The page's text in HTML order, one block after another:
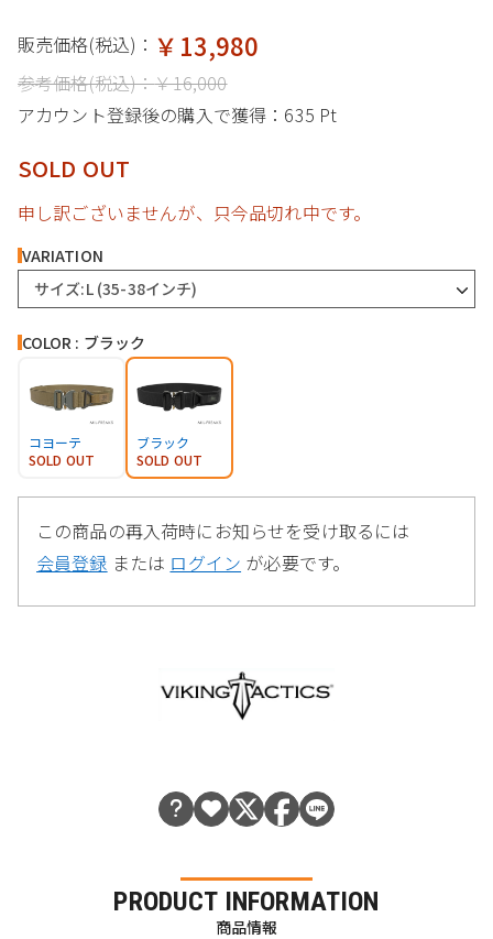
販売価格(税込)： ￥13,980
参考価格(税込)：￥16,000
アカウント登録後の購入で獲得： 635 Pt
SOLD OUT
申し訳ございませんが、只今品切れ中です。
VARIATION
サイズ:L (35-38インチ)
COLOR : ブラック
コヨーテ
SOLD OUT
ブラック
SOLD OUT
この商品の再入荷時にお知らせを受け取るには
会員登録 または ログイン が必要です。
PRODUCT INFORMATION
商品情報